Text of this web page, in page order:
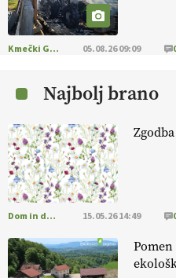
KMETIJSKA LIGA
EVROPA
EKOloško =
EKOloško =
pomembnejši od
EKOloško =
RAKARI
Kmečki Glas 05.08.26 09:09
Najbolj brano
Dom in družina 15.05.26 14:49